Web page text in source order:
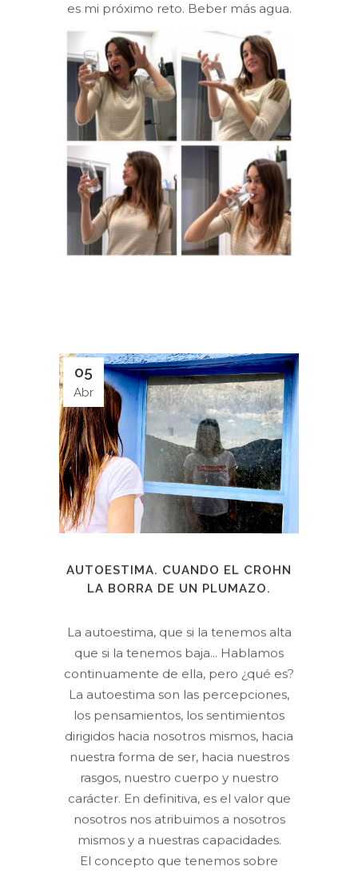
es mi próximo reto. Beber más agua.
05
Abr
AUTOESTIMA. CUANDO EL CROHN
LA BORRA DE UN PLUMAZO.
La autoestima, que si la tenemos alta
que si la tenemos baja... Hablamos
continuamente de ella, pero ¿qué es?
La autoestima son las percepciones,
los pensamientos, los sentimientos
dirigidos hacia nosotros mismos, hacia
nuestra forma de ser, hacia nuestros
rasgos, nuestro cuerpo y nuestro
carácter. En definitiva, es el valor que
nosotros nos atribuimos a nosotros
mismos y a nuestras capacidades.
El concepto que tenemos sobre